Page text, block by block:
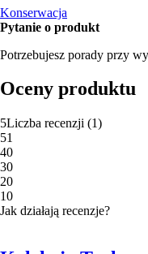
Konserwacja
Pytanie o produkt
Potrzebujesz porady przy
Oceny produktu
5Liczba recenzji (1)
51
40
30
20
10
Jak działają recenzje?